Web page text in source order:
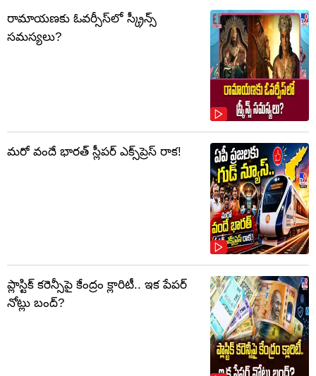
రామాయణకు ఓవర్సీస్‌లో స్క్రీన్స్
సమస్యలు?
మరో వందే భారత్ స్లీపర్ ఎక్స్‌ప్రెస్ రాక!
ప్లాస్టిక్‌ కరెన్సీపై కేంద్రం క్లారిటీ.. ఇక పేపర్‌
నోట్లు బంద్‌?